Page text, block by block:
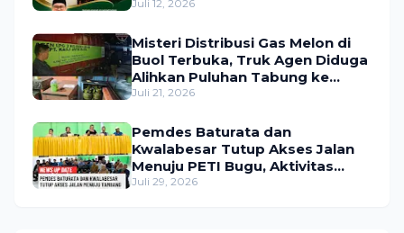
Bermanfaat bagi Masyarakat
Juli 12, 2026
Misteri Distribusi Gas Melon di
Buol Terbuka, Truk Agen Diduga
Alihkan Puluhan Tabung ke
Lokasi Tak Resmi
Juli 21, 2026
Pemdes Baturata dan
Kwalabesar Tutup Akses Jalan
Menuju PETI Bugu, Aktivitas
Tambang Diduga Masih
Juli 29, 2026